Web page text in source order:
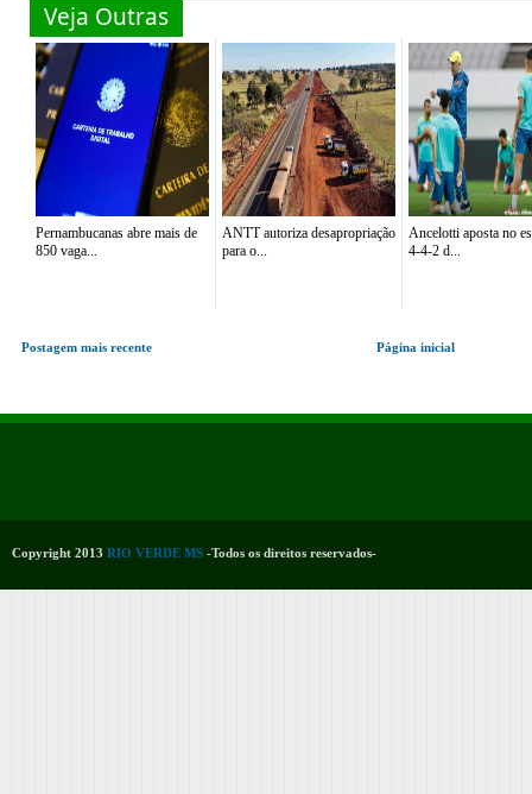
Veja Outras
Pernambucanas abre mais de
850 vaga...
ANTT autoriza desapropriação
para o...
Ancelotti aposta no
4-4-2 d...
Postagem mais recente Página inicial
Copyright 2013 RIO VERDE MS -Todos os direitos reservados-